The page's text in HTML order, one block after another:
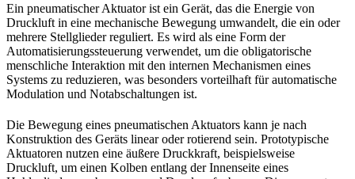
Ein pneumatischer Aktuator ist ein Gerät, das die Energie von
Druckluft in eine mechanische Bewegung umwandelt, die ein oder
mehrere Stellglieder reguliert. Es wird als eine Form der
Automatisierungssteuerung verwendet, um die obligatorische
menschliche Interaktion mit den internen Mechanismen eines
Systems zu reduzieren, was besonders vorteilhaft für automatische
Modulation und Notabschaltungen ist.
Die Bewegung eines pneumatischen Aktuators kann je nach
Konstruktion des Geräts linear oder rotierend sein. Prototypische
Aktuatoren nutzen eine äußere Druckkraft, beispielsweise
Druckluft, um einen Kolben entlang der Innenseite eines